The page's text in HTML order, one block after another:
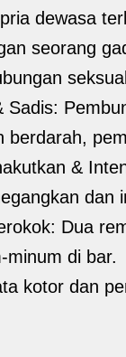
dewasa
seorang
Sadis:
berdarah,
&
dan
Dua
minum di bar.
kotor dan